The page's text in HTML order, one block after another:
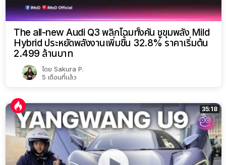
The all-new Audi Q3 พลิกโฉมทั้งคัน ชูขุมพลัง Mild
Hybrid ประหยัดพลังงานเพิ่มขึ้น 32.8% ราคาเริ่มต้น
2.499 ล้านบาท
โดย Sakura P.
5 เดือนที่แล้ว
35:18